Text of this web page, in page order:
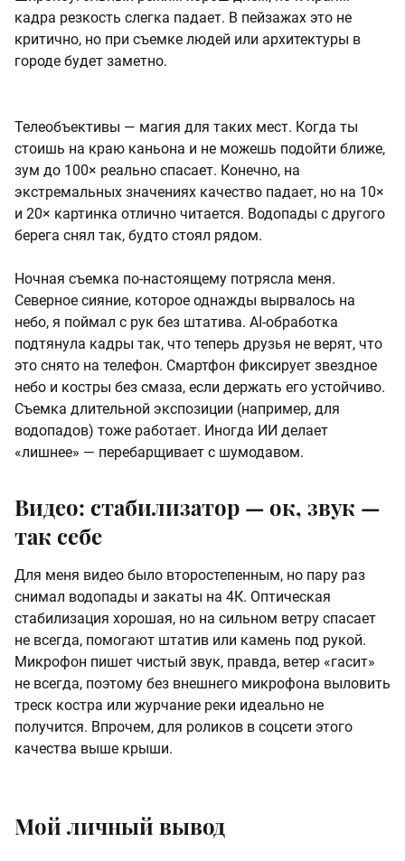
кадра резкость слегка падает. В пейзажах это не
критично, но при съемке людей или архитектуры в
городе будет заметно.
Телеобъективы — магия для таких мест. Когда ты
стоишь на краю каньона и не можешь подойти ближе,
зум до 100× реально спасает. Конечно, на
экстремальных значениях качество падает, но на 10×
и 20× картинка отлично читается. Водопады с другого
берега снял так, будто стоял рядом.
Ночная съемка по-настоящему потрясла меня.
Северное сияние, которое однажды вырвалось на
небо, я поймал с рук без штатива. AI-обработка
подтянула кадры так, что теперь друзья не верят, что
это снято на телефон. Смартфон фиксирует звездное
небо и костры без смаза, если держать его устойчиво.
Съемка длительной экспозиции (например, для
водопадов) тоже работает. Иногда ИИ делает
«лишнее» — перебарщивает с шумодавом.
Видео: стабилизатор — ок, звук —
так себе
Для меня видео было второстепенным, но пару раз
снимал водопады и закаты на 4К. Оптическая
стабилизация хорошая, но на сильном ветру спасает
не всегда, помогают штатив или камень под рукой.
Микрофон пишет чистый звук, правда, ветер «гасит»
не всегда, поэтому без внешнего микрофона выловить
треск костра или журчание реки идеально не
получится. Впрочем, для роликов в соцсети этого
качества выше крыши.
Мой личный вывод